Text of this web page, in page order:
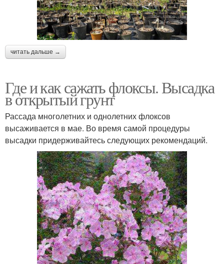
читать дальше →
Где и как сажать флоксы. Высадка
в открытый грунт
Рассада многолетних и однолетних флоксов
высаживается в мае. Во время самой процедуры
высадки придерживайтесь следующих рекомендаций.